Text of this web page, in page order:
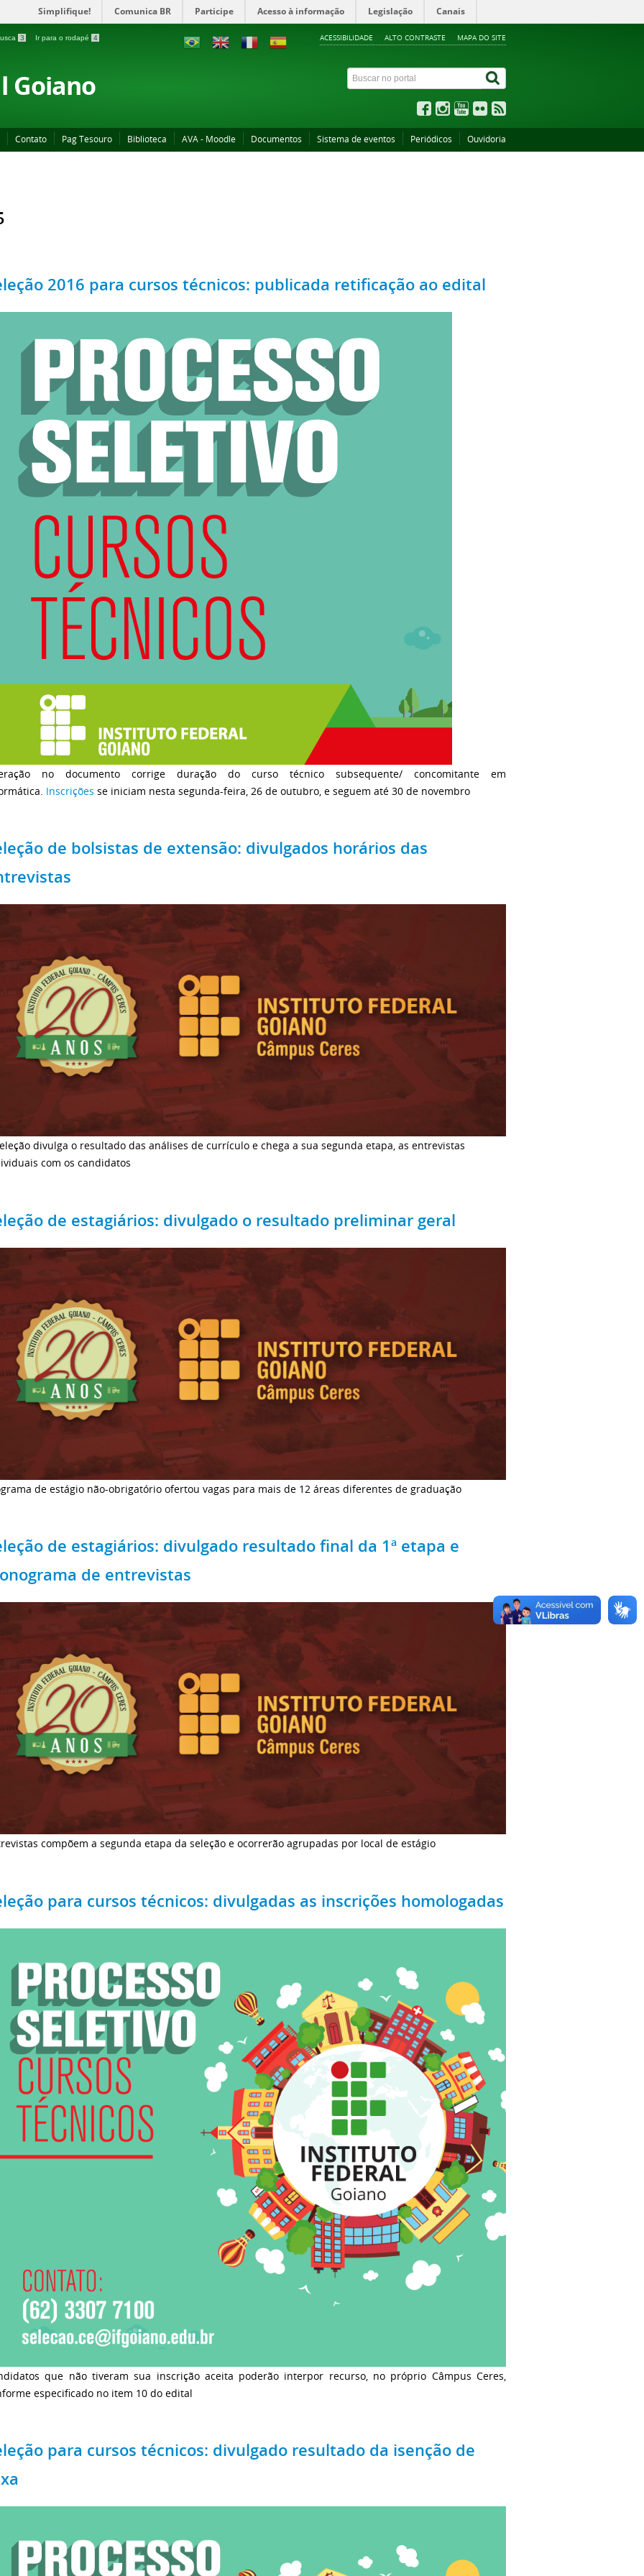
Simplifique! Comunica BR Participe Acesso à informação Legislação Canais
3 Ir para o rodapé 4 ACESSIBILIDADE ALTO CONTRASTE MAPA DO SITE
Goiano
Contato Pag Tesouro Biblioteca AVA - Moodle Documentos Sistema de eventos Periódicos Ouvidoria
2016 para cursos técnicos: publicada retificação ao edital
no documento corrige duração do curso técnico subsequente/ concomitante em
Inscrições se iniciam nesta segunda-feira, 26 de outubro, e seguem até 30 de novembro
de bolsistas de extensão: divulgados horários das
divulga o resultado das análises de currículo e chega a sua segunda etapa, as entrevistas
com os candidatos
de estagiários: divulgado o resultado preliminar geral
de estágio não-obrigatório ofertou vagas para mais de 12 áreas diferentes de graduação
de estagiários: divulgado resultado final da 1ª etapa e
de entrevistas
compõem a segunda etapa da seleção e ocorrerão agrupadas por local de estágio
para cursos técnicos: divulgadas as inscrições homologadas
que não tiveram sua inscrição aceita poderão interpor recurso, no próprio Câmpus Ceres,
especificado no item 10 do edital
para cursos técnicos: divulgado resultado da isenção de